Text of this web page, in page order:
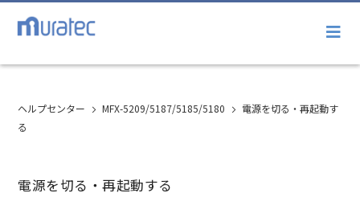
ヘルプセンター MFX-5209/5187/5185/5180
電源を切る・再起動す
る
電源を切る・再起動する